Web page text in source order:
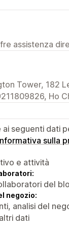
assistenza
Tower, 182
Ho
seguenti dati
sulla
e attività
del
negozio:
analisi del
dati